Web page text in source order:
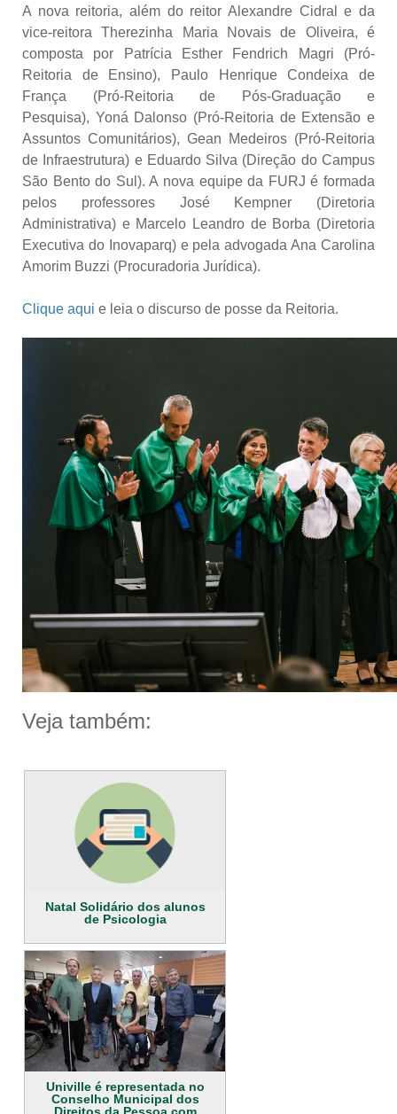
A nova reitoria, além do reitor Alexandre Cidral e da
vice-reitora Therezinha Maria Novais de Oliveira, é
composta por Patrícia Esther Fendrich Magri (Pró-
Reitoria de Ensino),
Paulo Henrique Condeixa de
França (Pró-Reitoria de Pós-Graduação e
Pesquisa), Yoná Dalonso (Pró-Reitoria de Extensão e
Assuntos Comunitários), Gean Medeiros (Pró-Reitoria
de Infraestrutura) e Eduardo Silva (Direção do Campus
São Bento do Sul). A nova equipe da FURJ é formada
pelos professores José Kempner (Diretoria
Administrativa) e Marcelo Leandro de Borba (Diretoria
Executiva do Inovaparq) e pela advogada Ana Carolina
Amorim Buzzi (Procuradoria Jurídica).
Clique aqui e leia o discurso de posse da Reitoria.
Veja também:
Natal Solidário dos alunos
de Psicologia
Univille é representada no
Conselho Municipal dos